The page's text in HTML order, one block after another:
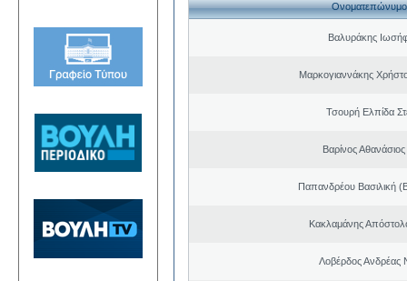
Ονοματεπώνυμο
Βαλυράκης
Μαρκογιαννάκης
Τσουρή Ελπίδα
Βαρίνος
Παπανδρέου Βασιλική
Κακλαμάνης
Λοβέρδος Ανδρέας